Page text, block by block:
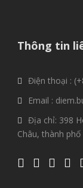
Thông tin
Điện thoại :
Email :
Địa chỉ: 398
Châu, thành